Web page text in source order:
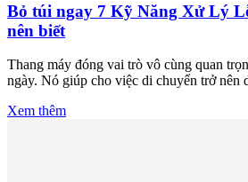
Bỏ túi ngay 7 Kỹ Năng Xử Lý
nên biết
Thang máy đóng vai trò vô cùng quan
ngày. Nó giúp cho việc di chuyển trở nên
Xem thêm